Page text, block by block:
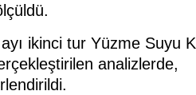
ikinci tur Yüzme Suyu
analizlerde,